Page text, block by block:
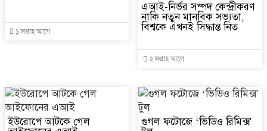
১ সপ্তাহ আগে
এআই-নির্ভর সম্পদ কেন্দ্রীকরণ
নাকি নতুন মানবিক সভ্যতা,
বিশ্বকে এখনই সিদ্ধান্ত নিত
২ সপ্তাহ আগে
ইউরোপে আটকে গেল
গুগল ফটোজে ‘ভিডিও রিমিক্স'